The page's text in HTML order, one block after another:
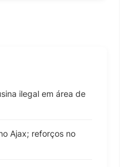
ilegal em área de
Ajax; reforços no